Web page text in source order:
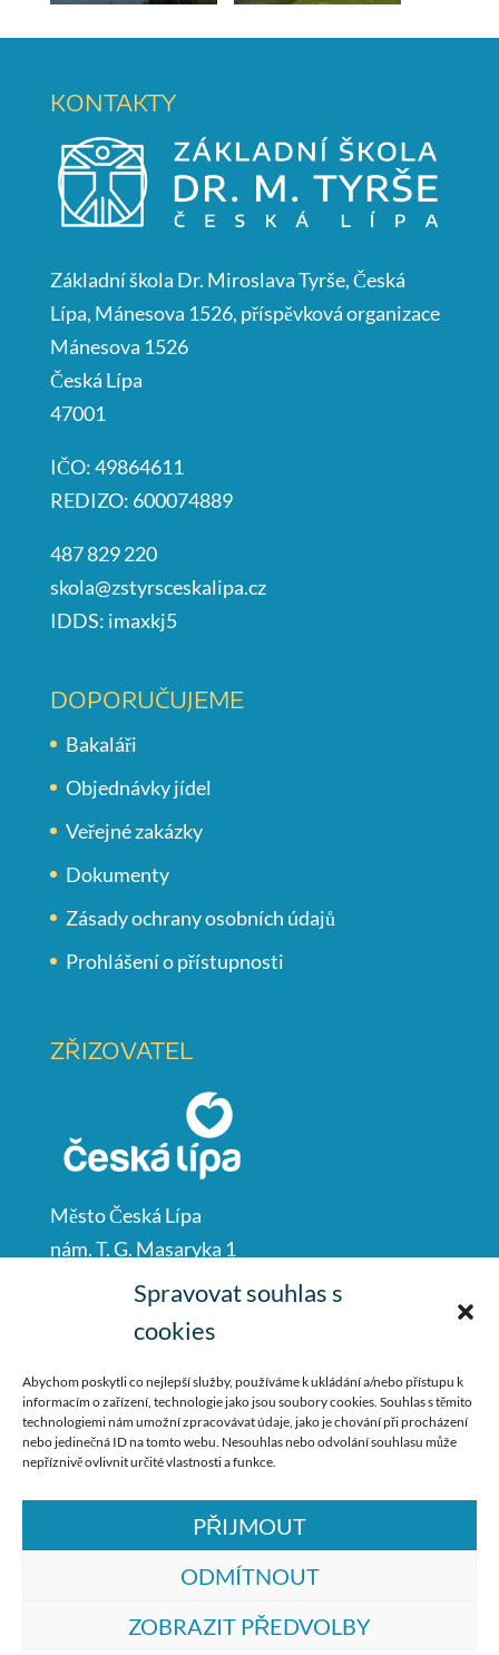
Spravovat souhlas s
cookies
Abychom poskytli co nejlepší služby, používáme k ukládání a/nebo přístupu k
informacím o zařízení, technologie jako jsou soubory cookies. Souhlas s těmito
technologiemi nám umožní zpracovávat údaje, jako je chování při procházení
nebo jedinečná ID na tomto webu. Nesouhlas nebo odvolání souhlasu může
nepříznivě ovlivnit určité vlastnosti a funkce.
PŘIJMOUT
ODMÍTNOUT
ZOBRAZIT PŘEDVOLBY
KONTAKTY
Základní škola Dr. Miroslava Tyrše, Česká
Lípa, Mánesova 1526, příspěvková organizace
Mánesova 1526
Česká Lípa
47001
IČO: 49864611
REDIZO: 600074889
487 829 220
skola@zstyrsceskalipa.cz
IDDS: imaxkj5
DOPORUČUJEME
Bakaláři
Objednávky jídel
Veřejné zakázky
Dokumenty
Zásady ochrany osobních údajů
Prohlášení o přístupnosti
ZŘIZOVATEL
Město Česká Lípa
nám. T. G. Masaryka 1
Česká Lípa
487 881 111
podatelna@mucl.cz